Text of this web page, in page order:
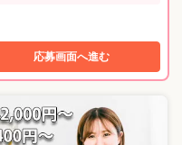
配慮したMADE IN JAPAN商
色、ネイルケアアイテム30品
施術ができるのは、ネイルズ
ることも…。 商品をたくさん
---スキルアップ
ってネイリストへの道を進め
けど資金的に断念した」 そう
会保
躍していただけるよう、産休
康診
人科検診や美容点滴割引、健
ンバーの家族やパートナー、
応募画面へ進む